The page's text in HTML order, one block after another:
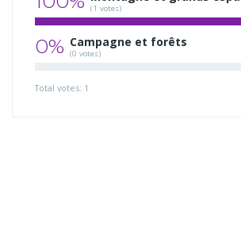
(1 votes)
0% Campagne et forêts
(0 votes)
Total votes: 1